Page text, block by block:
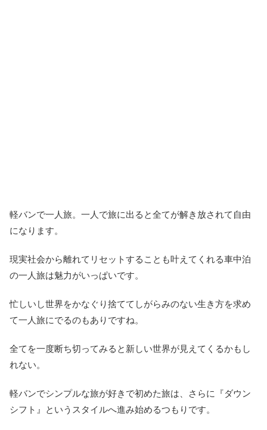
軽バンで一人旅。一人で旅に出ると全てが解き放されて自由
になります。
現実社会から離れてリセットすることも叶えてくれる車中泊
の一人旅は魅力がいっぱいです。
忙しいし世界をかなぐり捨ててしがらみのない生き方を求め
て一人旅にでるのもありですね。
全てを一度断ち切ってみると新しい世界が見えてくるかもし
れない。
軽バンでシンプルな旅が好きで初めた旅は、さらに『ダウン
シフト』というスタイルへ進み始めるつもりです。